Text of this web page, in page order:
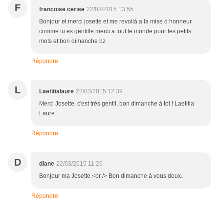
F francoise cerise 22/03/2015 13:55
Bonjour et merci josette et me revoilà a la mise d honneur
comme tu es gentille merci a tout le monde pour les petits
mots et bon dimanche bz
Répondre
L Laetitialaure 22/03/2015 12:39
Merci Josette, c'est très gentil, bon dimanche à toi ! Laetitia
Laure
Répondre
D diane 22/03/2015 11:26
Bonjour ma Josette.<br /> Bon dimanche à vous deux.
Répondre